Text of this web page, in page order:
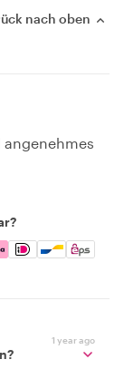
nach oben
Pay, Google
1 year ago